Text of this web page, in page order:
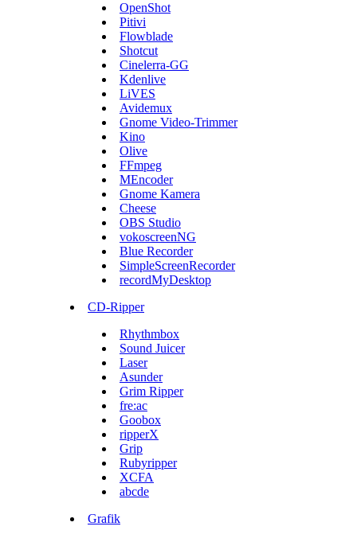
OpenShot
Pitivi
Flowblade
Shotcut
Cinelerra-GG
Kdenlive
LiVES
Avidemux
Gnome Video-Trimmer
Kino
Olive
FFmpeg
MEncoder
Gnome Kamera
Cheese
OBS Studio
vokoscreenNG
Blue Recorder
SimpleScreenRecorder
recordMyDesktop
CD-Ripper
Rhythmbox
Sound Juicer
Laser
Asunder
Grim Ripper
fre:ac
Goobox
ripperX
Grip
Rubyripper
XCFA
abcde
Grafik